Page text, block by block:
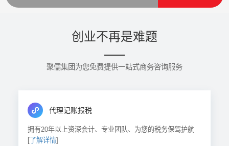
创业不再是难题
聚儒集团为您免费提供一站式商务咨询服务
代理记账报税
拥有20年以上资深会计、专业团队、为您的税务保驾护航
[了解详情]